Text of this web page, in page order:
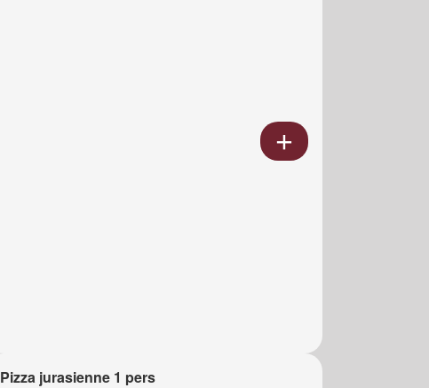
Pizza jurasienne 1 pers